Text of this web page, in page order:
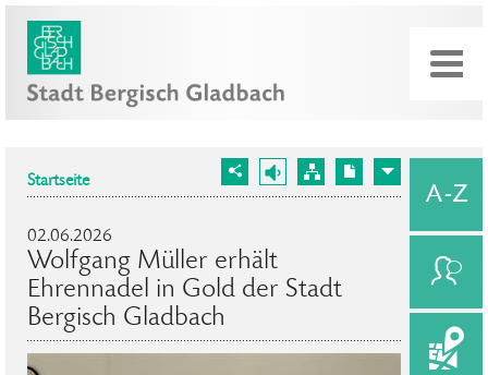
Startseite
02.06.2026
Wolfgang Müller erhält
Ehrennadel in Gold der Stadt
Bergisch Gladbach